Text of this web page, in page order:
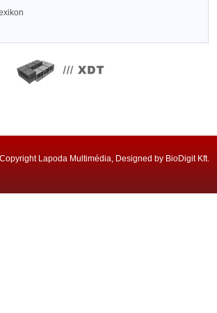
Lapoda Multimédia, Designed by BioDigit Kft.